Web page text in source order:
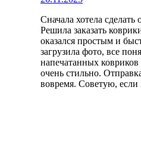
Сначала хотела
Решила заказать
оказался простым и
загрузила фото, все
напечатанных ковриков
очень стильно.
вовремя. Советую, если